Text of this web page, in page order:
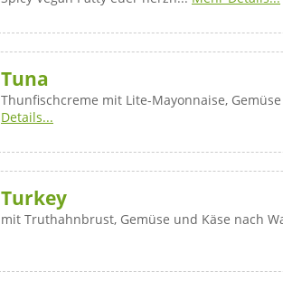
Tuna
Thunfischcreme mit Lite-Mayonnaise,
Details...
Turkey
mit Truthahnbrust, Gemüse und Käse nach